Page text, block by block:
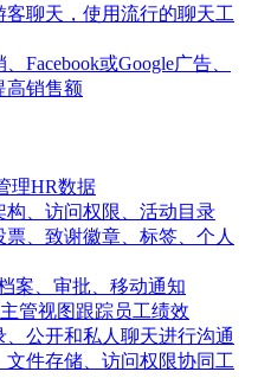
客聊天，使用流行的聊天工
Facebook或Google广告、
高销售额
理HR数据
、访问权限、活动目录
、致谢徽章、标签、个人
案、审批、移动通知
管视图跟踪员工绩效
公开和私人聊天进行沟通
件存储、访问权限协同工